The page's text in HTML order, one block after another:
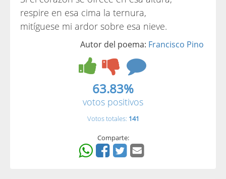
respire en esa cima la ternura,
mitíguese mi ardor sobre esa nieve.
Autor del poema: Francisco Pino
63.83%
votos positivos
Votos totales: 141
Comparte: